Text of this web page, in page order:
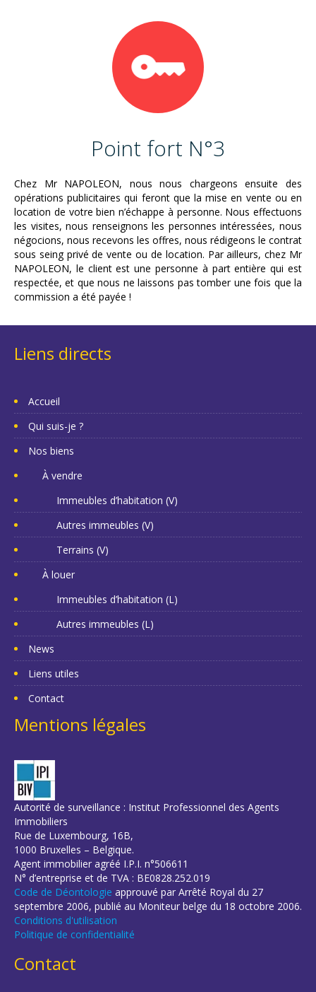
Point fort N°3
Chez Mr NAPOLEON, nous nous chargeons ensuite des
opérations publicitaires qui feront que la mise en vente ou en
location de votre bien n’échappe à personne. Nous effectuons
les visites, nous renseignons les personnes intéressées, nous
négocions, nous recevons les offres, nous rédigeons le contrat
sous seing privé de vente ou de location. Par ailleurs, chez Mr
NAPOLEON, le client est une personne à part entière qui est
respectée, et que nous ne laissons pas tomber une fois que la
commission a été payée !
Liens directs
Accueil
Qui suis-je ?
Nos biens
À vendre
Immeubles d’habitation (V)
Autres immeubles (V)
Terrains (V)
À louer
Immeubles d’habitation (L)
Autres immeubles (L)
News
Liens utiles
Contact
Mentions légales
Autorité de surveillance : Institut Professionnel des Agents
Immobiliers
Rue de Luxembourg, 16B,
1000 Bruxelles – Belgique.
Agent immobilier agréé I.P.I. n°506611
N° d’entreprise et de TVA : BE0828.252.019
Code de Déontologie approuvé par Arrêté Royal du 27
septembre 2006, publié au Moniteur belge du 18 octobre 2006.
Conditions d'utilisation
Politique de confidentialité
Contact